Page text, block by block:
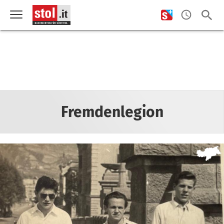
Fremdenlegion